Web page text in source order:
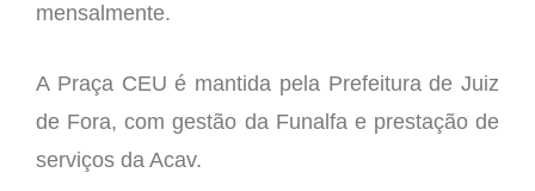
mensalmente.
A Praça CEU é mantida pela Prefeitura de Juiz
de Fora, com gestão da Funalfa e prestação de
serviços da Acav.